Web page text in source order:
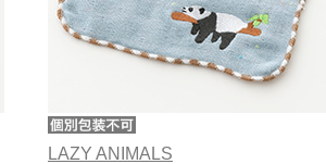
LAZY ANIMALS